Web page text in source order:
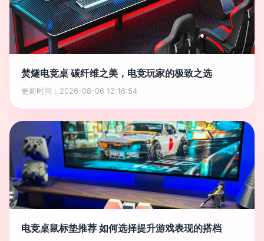
焚燧电竞桌 碳纤维之美，电竞玩家的极致之选
更新时间：2026-08-06 12:16:54
电竞桌鼠标垫推荐 如何选择提升游戏表现的搭档